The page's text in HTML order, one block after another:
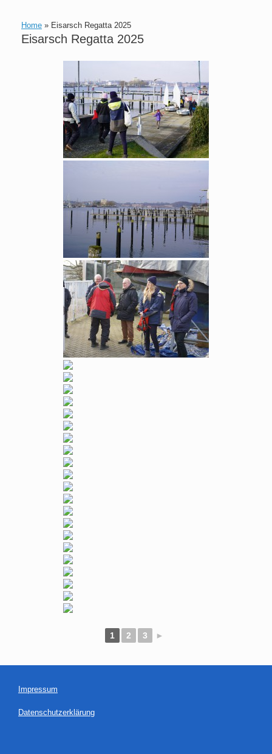
Home » Eisarsch Regatta 2025
Eisarsch Regatta 2025
1 2 3 ►
Impressum
Datenschutzerklärung